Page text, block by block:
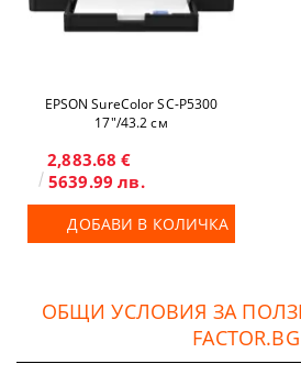
EPSON SureColor SC-P5300
17"/43.2 см
2,883.68 €
5639.99 лв.
ДОБАВИ В КОЛИЧКА
ОБЩИ УСЛОВИЯ ЗА
FACTOR.BG